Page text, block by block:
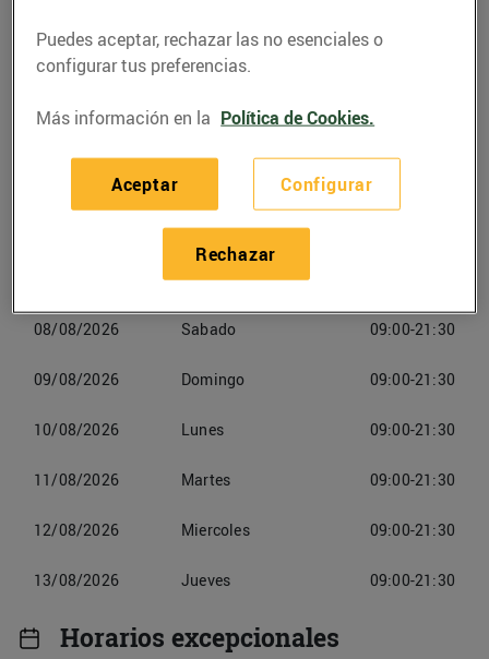
Horarios Esclat Tossa De Mar
Jueves
Viernes
08/08/2026 Sabado 09:00-21:30
09/08/2026 Domingo 09:00-21:30
10/08/2026 Lunes 09:00-21:30
11/08/2026 Martes 09:00-21:30
12/08/2026 Miercoles 09:00-21:30
13/08/2026 Jueves 09:00-21:30
Horarios excepcionales
Puedes aceptar, rechazar las no esenciales o
configurar tus preferencias.
Más información en la Política de Cookies.
Configurar
Rechazar
Aceptar